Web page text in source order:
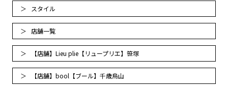
スタイル
店舗一覧
【店舗】Lieu plie【リュープリエ】笹塚
【店舗】bool【ブール】千歳烏山